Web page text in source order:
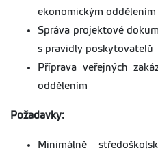
ekonomickým oddělením
Správa projektové
s pravidly poskytovatelů
Příprava veřejných
oddělením
Požadavky:
Minimálně